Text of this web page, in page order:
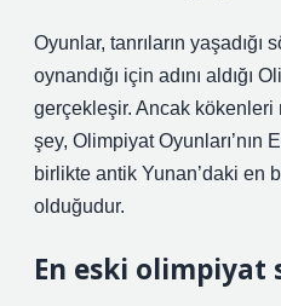
Oyunlar, tanrıların
oynandığı için adını aldığı
gerçekleşir. Ancak
şey, Olimpiyat
birlikte antik Yunan’daki en
olduğudur.
En eski olimpiyat